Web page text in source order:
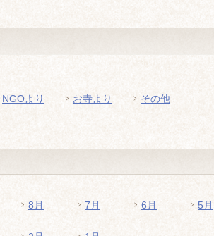
NGOより お寺より その他
8月 7月 6月 5月